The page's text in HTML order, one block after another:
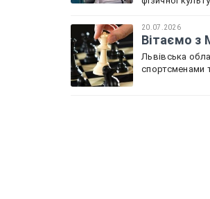
20.07.2026
Вітаємо з
Львівська
спортсменами